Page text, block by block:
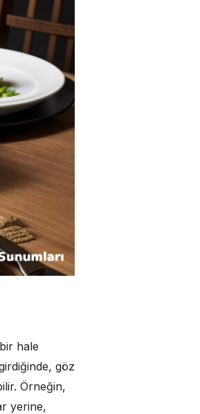
hale
göz
Örneğin,
yerine,